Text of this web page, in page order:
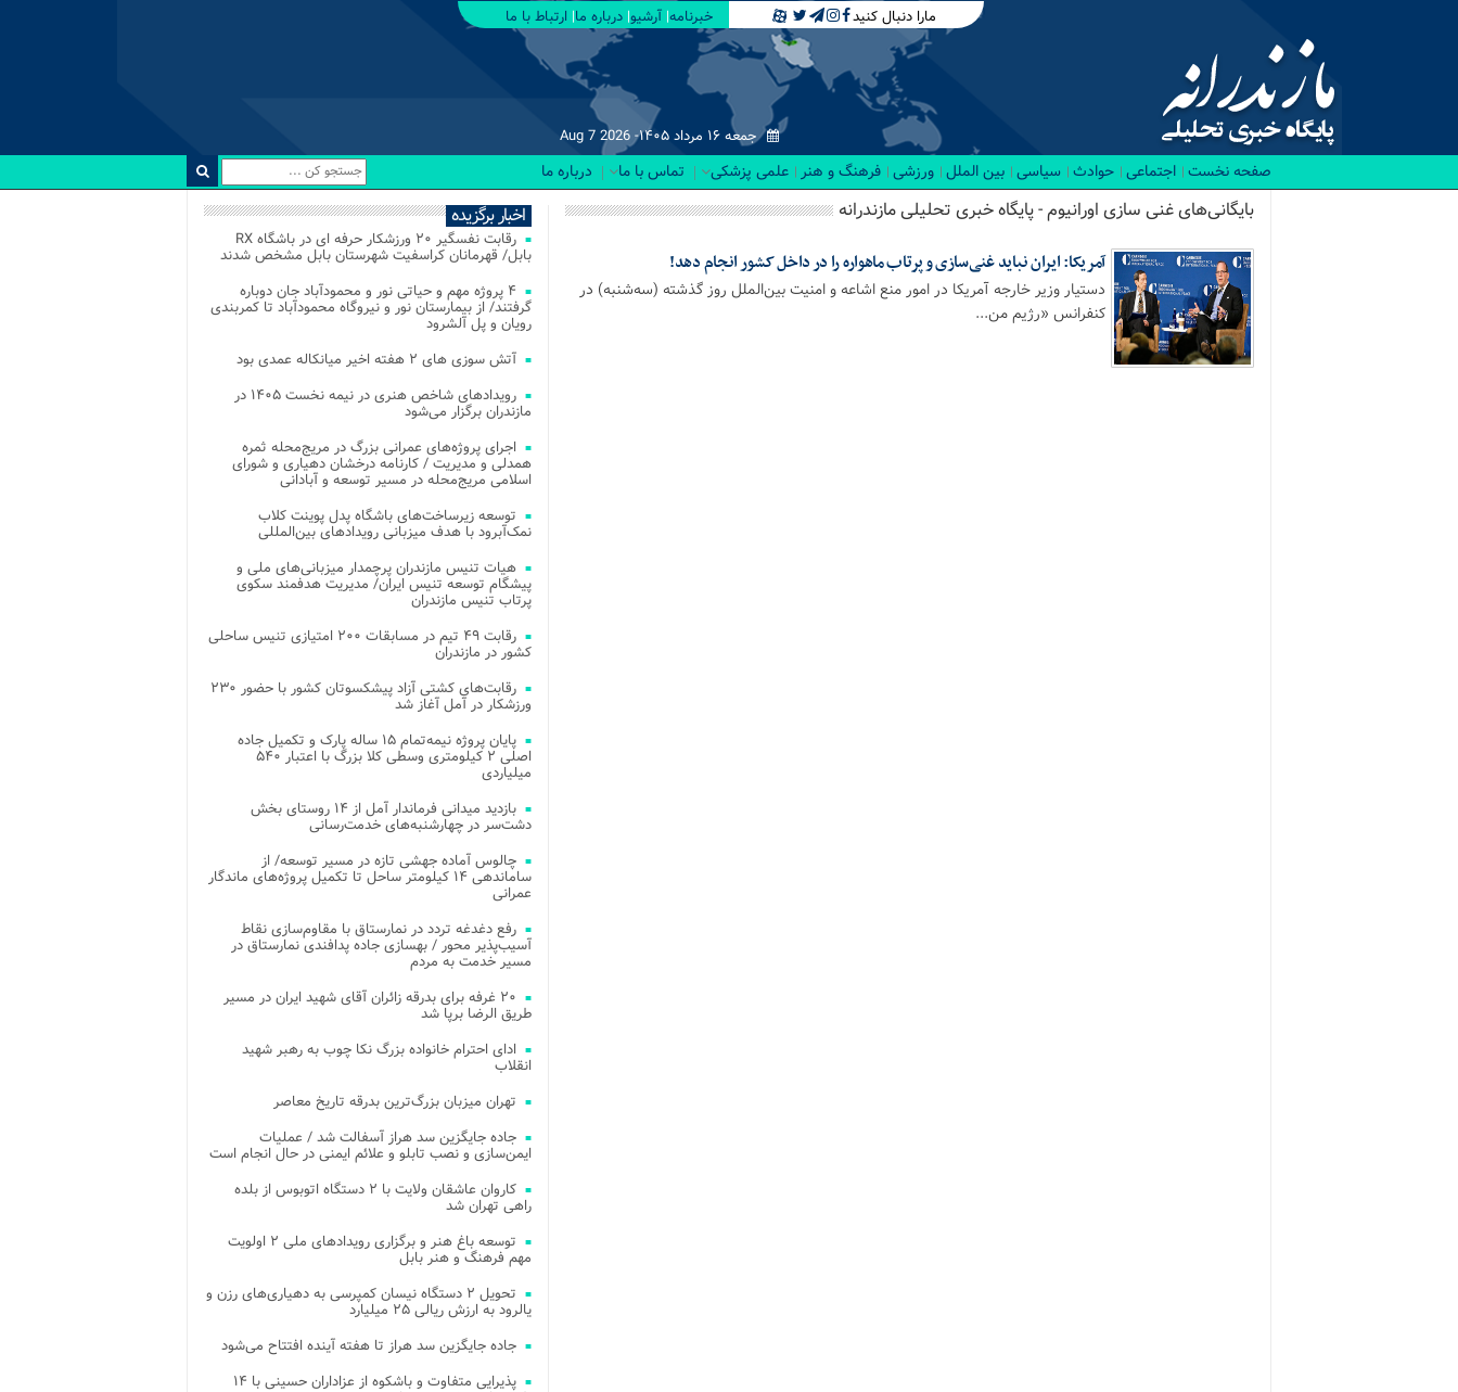
مارا دنبال کنید خبرنامه آرشیو درباره ما ارتباط با ما
جمعه ۱۶ مرداد ۱۴۰۵- Aug 7 2026
صفحه نخست اجتماعی حوادث سیاسی بین الملل ورزشی فرهنگ و هنر علمی پزشکی تماس با ما درباره ما
بایگانی‌های غنی سازی اورانیوم - پایگاه خبری تحلیلی مازندرانه
آمریکا: ایران نباید غنی‌سازی و پرتاب ماهواره را در داخل کشور انجام دهد!
دستیار وزیر خارجه آمریکا در امور منع اشاعه و امنیت بین‌الملل روز گذشته (سه‌شنبه) در
کنفرانس «رژیم من...
اخبار برگزیده
رقابت نفسگیر ۲۰ ورزشکار حرفه ای در باشگاه RX
بابل/ قهرمانان کراسفیت شهرستان بابل مشخص شدند
۴ پروژه مهم و حیاتی نور و محمودآباد جان دوباره
گرفتند/ از بیمارستان نور و نیروگاه محمودآباد تا کمربندی
رویان و پل آلشرود
آتش‌ سوزی‌ های ۲ هفته اخیر میانکاله عمدی بود
رویدادهای شاخص هنری در نیمه نخست ۱۴۰۵ در
مازندران برگزار می‌شود
اجرای پروژه‌های عمرانی بزرگ در مریج‌محله ثمره
همدلی و مدیریت / کارنامه درخشان دهیاری و شورای
اسلامی مریج‌محله در مسیر توسعه و آبادانی
توسعه زیرساخت‌های باشگاه پدل پوینت کلاب
نمک‌آبرود با هدف میزبانی رویدادهای بین‌المللی
هیات تنیس مازندران پرچمدار میزبانی‌های ملی و
پیشگام توسعه تنیس ایران/ مدیریت هدفمند سکوی
پرتاب تنیس مازندران
رقابت ۴۹ تیم در مسابقات ۲۰۰ امتیازی تنیس ساحلی
کشور در مازندران
رقابت‌های کشتی آزاد پیشکسوتان کشور با حضور ۲۳۰
ورزشکار در آمل آغاز شد
پایان پروژه نیمه‌تمام ۱۵ ساله پارک و تکمیل جاده
اصلی ۲ کیلومتری وسطی کلا بزرگ با اعتبار ۵۴۰
میلیاردی
بازدید میدانی فرماندار آمل از ۱۴ روستای بخش
دشت‌سر در چهارشنبه‌های خدمت‌رسانی
چالوس آماده جهشی تازه در مسیر توسعه/ از
ساماندهی ۱۴ کیلومتر ساحل تا تکمیل پروژه‌های ماندگار
عمرانی
رفع دغدغه تردد در نمارستاق با مقاوم‌سازی نقاط
آسیب‌پذیر محور / بهسازی جاده پدافندی نمارستاق در
مسیر خدمت به مردم
۲۰ غرفه برای بدرقه زائران آقای شهید ایران در مسیر
طریق الرضا برپا شد
ادای احترام خانواده بزرگ نکا چوب به رهبر شهید
انقلاب
تهران میزبان بزرگ‌ترین بدرقه تاریخ معاصر
جاده جایگزین سد هراز آسفالت شد / عملیات
ایمن‌سازی و نصب تابلو و علائم ایمنی در حال انجام است
کاروان عاشقان ولایت با ۲ دستگاه اتوبوس از بلده
راهی تهران شد
توسعه باغ هنر و برگزاری رویدادهای ملی ۲ اولویت
مهم فرهنگ و هنر بابل
تحویل ۲ دستگاه نیسان کمپرسی به دهیاری‌های رزن و
یالرود به ارزش ریالی ۲۵ میلیارد
جاده جایگزین سد هراز تا هفته آینده افتتاح می‌شود
پذیرایی متفاوت و باشکوه از عزاداران حسینی با ۱۴